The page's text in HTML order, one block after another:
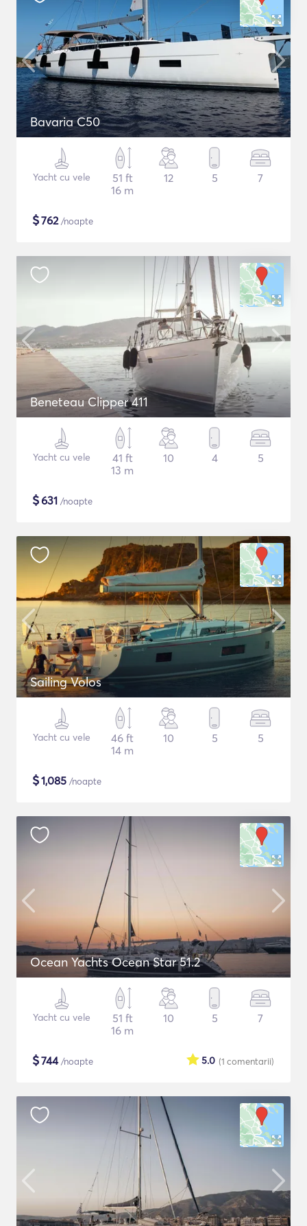
Bavaria C50
Yacht cu vele
51 ft
16 m
12 5 7
$762/noapte
Beneteau Clipper 411
Yacht cu vele
41 ft
13 m
10 4 5
$631 /noapte
Sailing Volos
Yacht cu vele
46 ft
14 m
10 5 5
$1,085 /noapte
Ocean Yachts Ocean Star 51.2
Yacht cu vele
51 ft
16 m
10 5 7
$744/noapte (1 comentarii)
5.0